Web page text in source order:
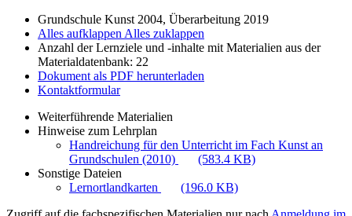
Grundschule Kunst 2004, Überarbeitung 2019
Alles aufklappen Alles zuklappen
Anzahl der Lernziele und -inhalte mit Materialien aus der
Materialdatenbank: 22
Dokument als PDF herunterladen
Kontaktformular
Weiterführende Materialien
Hinweise zum Lehrplan
Handreichung für den Unterricht im Fach Kunst an
Grundschulen (2010)
(583.4 KB)
Sonstige Dateien
Lernortlandkarten
(196.0 KB)